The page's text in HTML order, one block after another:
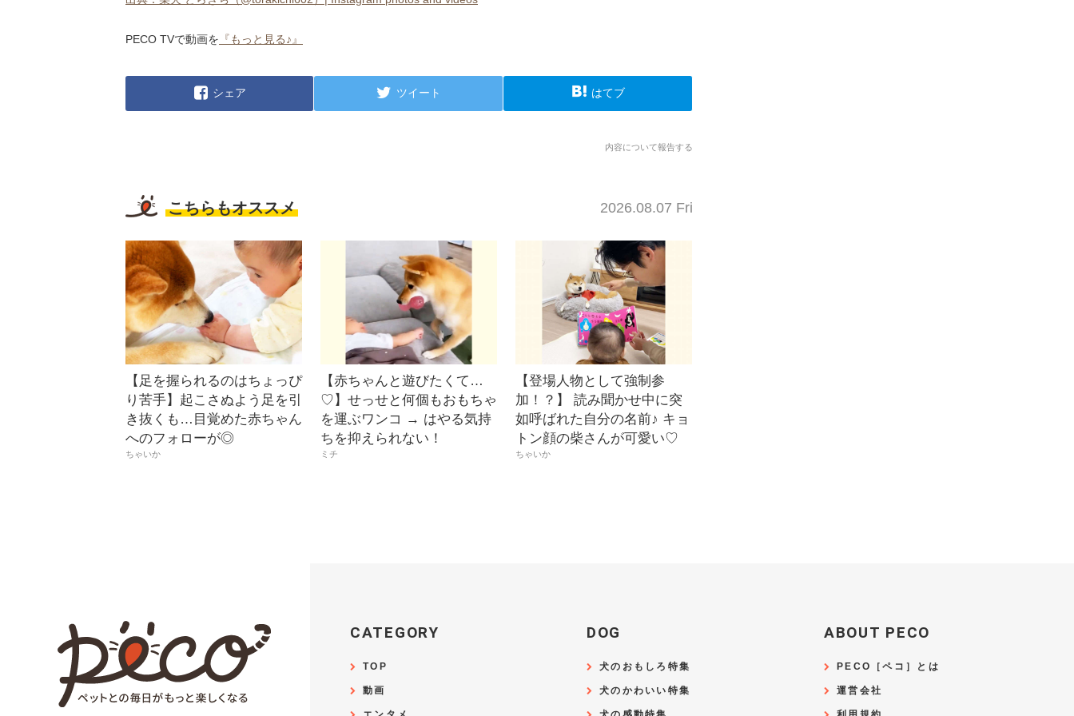
PECO TVで動画を 『もっと見る♪』
シェア ツイート はてブ
内容について報告する
こちらもオススメ 2026.08.07 Fri
【足を握られるのはちょっぴ
り苦手】起こさぬよう足を引
き抜くも…目覚めた赤ちゃん
へのフォローが◎
ちゃいか
【赤ちゃんと遊びたくて…
♡】せっせと何個もおもちゃ
を運ぶワンコ → はやる気持
ちを抑えられない！
ミチ
【登場人物として強制参
加！？】 読み聞かせ中に突
如呼ばれた自分の名前♪ キョ
トン顔の柴さんが可愛い♡
ちゃいか
CATEGORY
TOP
動画
DOG
犬のおもしろ特集
犬のかわいい特集
ABOUT PECO
PECO［ペコ］とは
運営会社